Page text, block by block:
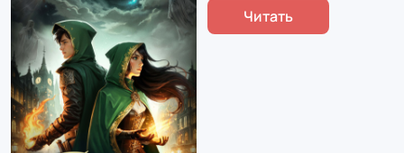
Читать